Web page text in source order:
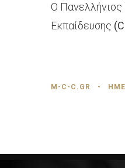
Ο Πανελλήνιος
Εκπαίδευσης
M-C-C.GR